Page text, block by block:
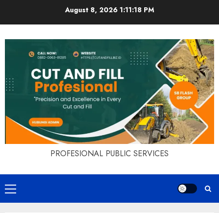
August 8, 2026 1:11:18 PM
PROFESIONAL PUBLIC SERVICES
Primary
Menu